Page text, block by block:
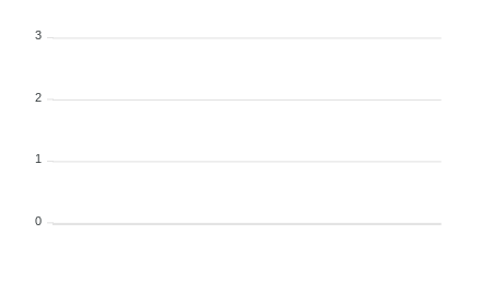
3
2
1
0